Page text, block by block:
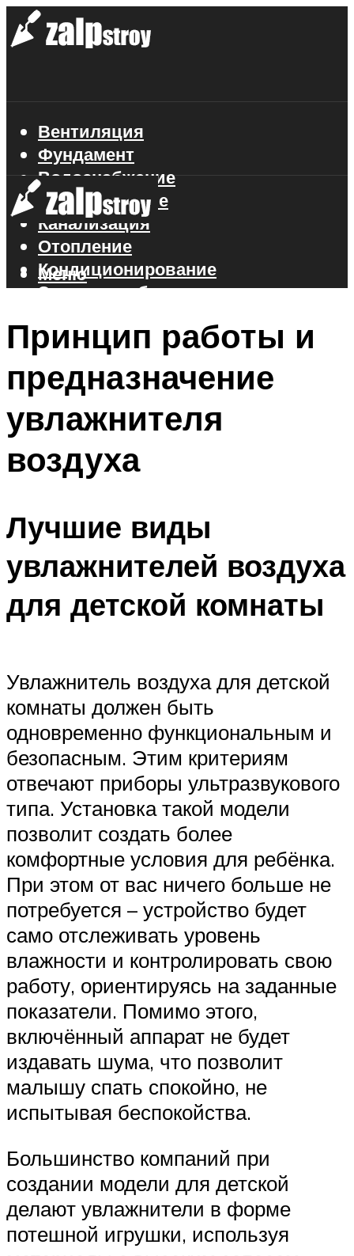
Вентиляция
Фундамент
Водоснабжение
Газоснабжение
Канализация
Отопление
Кондиционирование
Электроснабжение
Меню
Меню
Принцип работы и
предназначение
увлажнителя
воздуха
Лучшие виды
увлажнителей воздуха
для детской комнаты
Увлажнитель воздуха для детской
комнаты должен быть
одновременно функциональным и
безопасным. Этим критериям
отвечают приборы ультразвукового
типа. Установка такой модели
позволит создать более
комфортные условия для ребёнка.
При этом от вас ничего больше не
потребуется – устройство будет
само отслеживать уровень
влажности и контролировать свою
работу, ориентируясь на заданные
показатели. Помимо этого,
включённый аппарат не будет
издавать шума, что позволит
малышу спать спокойно, не
испытывая беспокойства.
Большинство компаний при
создании модели для детской
делают увлажнители в форме
потешной игрушки, используя